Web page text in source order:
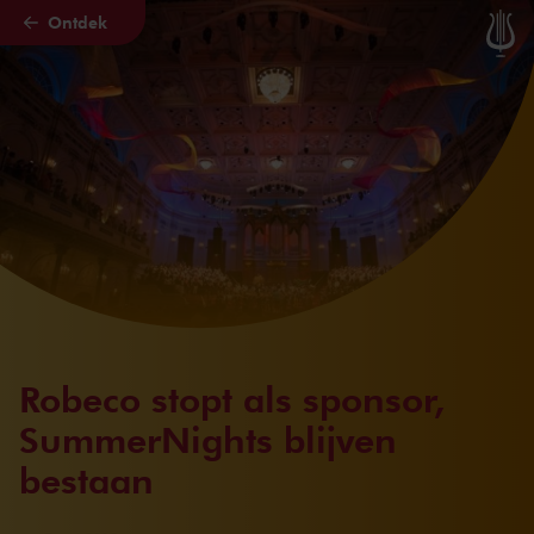
Naar hoofdcontent
Ontdek
Robeco stopt als sponsor,
SummerNights blijven
bestaan